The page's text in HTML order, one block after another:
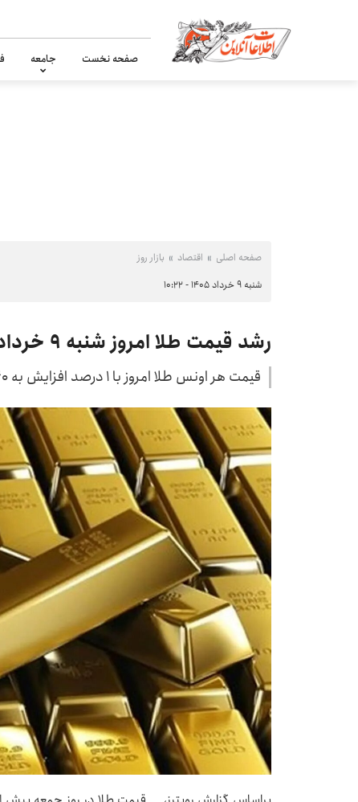
صفحه نخست جامعه
صفحه اصلی اقتصاد بازار روز
شنبه ۹ خرداد ۱۴۰۵ - ۱۰:۲۲
رشد قیمت طلا امروز شنبه ۹ خرداد ۱۴۰۵/ فلز زرد پرواز کرد
قیمت هر اونس طلا امروز با ۱ درصد افزایش به ۴۵۴۰ دلار و ۲۶ سنت رسید.